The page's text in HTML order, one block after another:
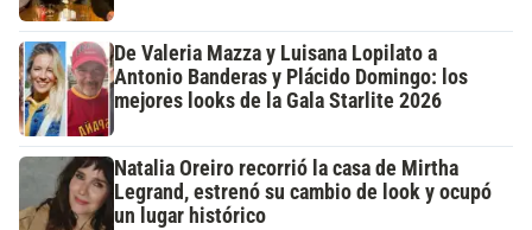
De Valeria Mazza y Luisana Lopilato a
Antonio Banderas y Plácido Domingo: los
mejores looks de la Gala Starlite 2026
Natalia Oreiro recorrió la casa de Mirtha
Legrand, estrenó su cambio de look y ocupó
un lugar histórico